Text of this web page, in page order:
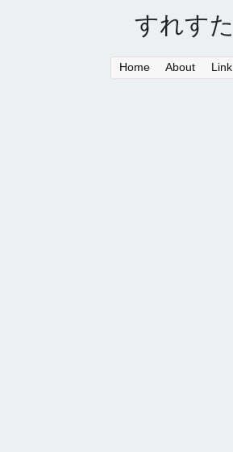
すれすた
Home About Link